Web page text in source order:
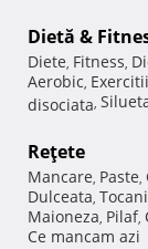
Dietă &
Diete, Fitness,
Aerobic,
disociata,
Reţete
Mancare, Paste,
Dulceata,
Maioneza, Pilaf,
Ce mancam azi